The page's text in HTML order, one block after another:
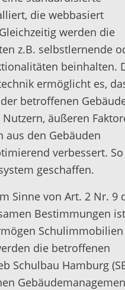
die webbasiert
werden die
z.B. selbstlernende
beinhalten.
ermöglicht es,
betroffenen
äußeren
aus den Gebäuden
verbessert.
geschaffen.
Sinne von Art. 2 Nr. 9
Bestimmungen ist
Schulimmobilien
die betroffenen
Schulbau Hamburg